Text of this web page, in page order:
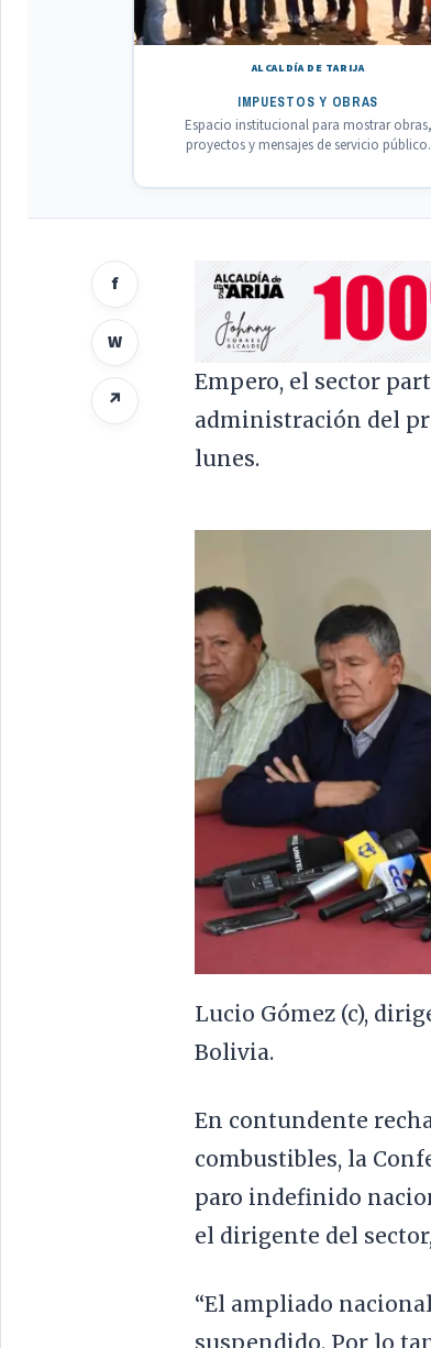
ALCALDÍA DE TARIJA
IMPUESTOS Y OBRAS
Espacio institucional para mostrar obras,
proyectos y mensajes de servicio público.
f
W
↗
Empero, el sector
administración del
lunes.
Lucio Gómez (c),
Bolivia.
En contundente
combustibles, la
paro indefinido
el dirigente del
“El ampliado
suspendido. Por lo